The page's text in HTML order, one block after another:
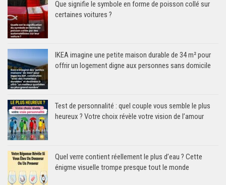
Que signifie le symbole en forme de poisson collé sur
certaines voitures ?
IKEA imagine une petite maison durable de 34 m² pour
offrir un logement digne aux personnes sans domicile
Test de personnalité : quel couple vous semble le plus
heureux ? Votre choix révèle votre vision de l’amour
Quel verre contient réellement le plus d’eau ? Cette
énigme visuelle trompe presque tout le monde